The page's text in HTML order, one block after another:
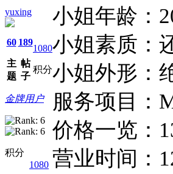
yuxing
60
主
题
189
帖
子
1080
积分
金牌用户
积分
1080
小姐年龄：
小姐素质：
小姐外形：
服务项目：
价格一览：
营业时间：